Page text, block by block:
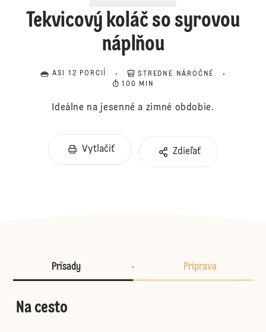
Tekvicový koláč so syrovou
náplňou
ASI 12 PORCIÍ
STREDNE NÁROČNÉ
100 MIN
Ideálne na jesenné a zimné obdobie.
Vytlačiť Zdieľať
Prísady Príprava
Na cesto